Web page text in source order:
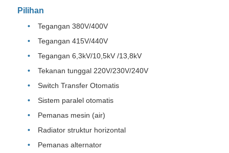
Pilihan
Tegangan 380V/400V
Tegangan 415V/440V
Tegangan 6,3kV/10,5kV /13,8kV
Tekanan tunggal 220V/230V/240V
Switch Transfer Otomatis
Sistem paralel otomatis
Pemanas mesin (air)
Radiator struktur horizontal
Pemanas alternator